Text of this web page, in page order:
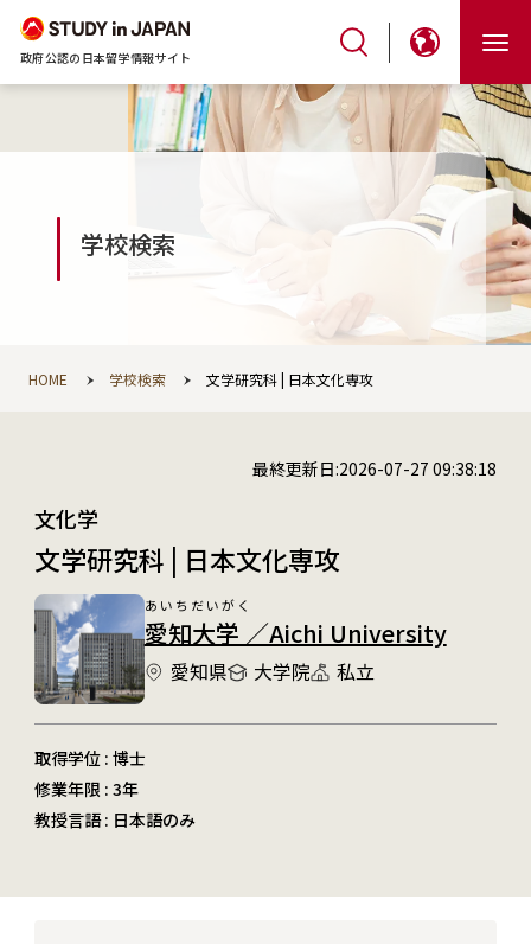
政府公認の日本留学情報サイト
学校検索
HOME 学校検索 文学研究科 | 日本文化専攻
最終更新日:2026-07-27 09:38:18
文化学
文学研究科 | 日本文化専攻
あいちだいがく
愛知大学 ／Aichi University
愛知県 大学院 私立
取得学位 : 博士
修業年限 : 3年
教授言語 : 日本語のみ